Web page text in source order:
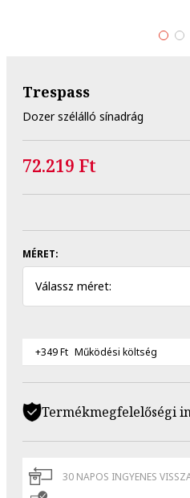
Trespass
Dozer szélálló sínadrág
72.219 Ft
MÉRET:
Válassz méret:
+349 Ft Működési költség
Termékmegfelelőségi
30 NAPOS INGYENES